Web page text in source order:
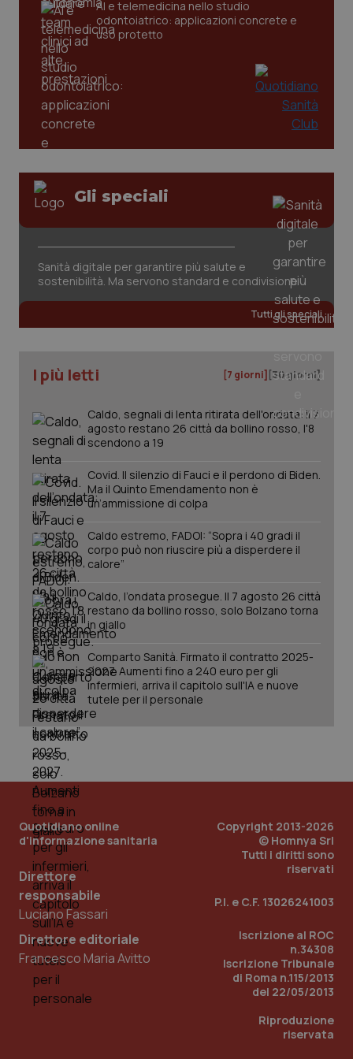
AI e telemedicina nello studio
odontoiatrico: applicazioni concrete e
uso protetto
Gli speciali
Sanità digitale per garantire più salute e
sostenibilità. Ma servono standard e condivisione
Tutti gli speciali
I più letti [7 giorni] [30 giorni]
Caldo, segnali di lenta ritirata dell'ondata: il 7
agosto restano 26 città da bollino rosso, l'8
scendono a 19
Covid. Il silenzio di Fauci e il perdono di Biden.
Ma il Quinto Emendamento non è
un’ammissione di colpa
Caldo estremo, FADOI: “Sopra i 40 gradi il
corpo può non riuscire più a disperdere il
calore”
Caldo, l’ondata prosegue. Il 7 agosto 26 città
restano da bollino rosso, solo Bolzano torna
in giallo
Comparto Sanità. Firmato il contratto 2025-
2027. Aumenti fino a 240 euro per gli
infermieri, arriva il capitolo sull'IA e nuove
tutele per il personale
Quotidiano online
d'informazione sanitaria
Direttore
responsabile
Luciano Fassari
Direttore editoriale
Francesco Maria Avitto
Copyright 2013-2026
© Homnya Srl
Tutti i diritti sono
riservati
P.I. e C.F. 13026241003
Iscrizione al ROC
n.34308
Iscrizione Tribunale
di Roma n.115/2013
del 22/05/2013
Riproduzione
riservata
tracking-sites-ironfish-
www.quotidianosanita.it
tracking-sites-ironfish-
session-id
www.quotidianosanita.it
_ga
Google LLC
PHPSESSID
www.quotidianosanita.it